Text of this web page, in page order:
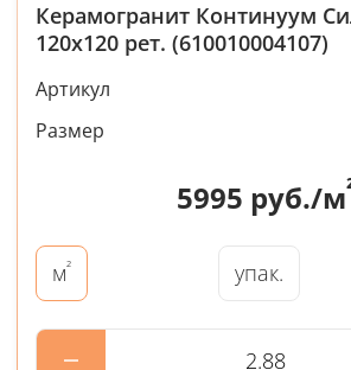
Керамогранит Континуум
120x120 рет. (610010004107)
Артикул
Размер
5995 руб./м
м² упак.